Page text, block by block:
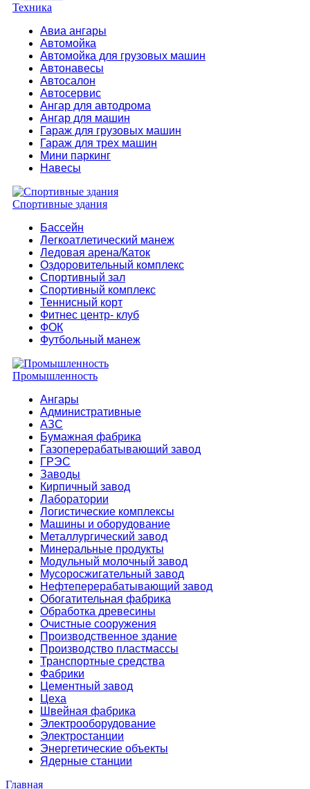
Техника
Авиа ангары
Автомойка
Автомойка для грузовых машин
Автонавесы
Автосалон
Автосервис
Ангар для автодрома
Ангар для машин
Гараж для грузовых машин
Гараж для трех машин
Мини паркинг
Навесы
Спортивные здания
Бассейн
Легкоатлетический манеж
Ледовая арена/Каток
Оздоровительный комплекс
Спортивный зал
Спортивный комплекс
Теннисный корт
Фитнес центр- клуб
ФОК
Футбольный манеж
Промышленность
Ангары
Административные
АЗС
Бумажная фабрика
Газоперерабатывающий завод
ГРЭС
Заводы
Кирпичный завод
Лаборатории
Логистические комплексы
Машины и оборудование
Металлургический завод
Минеральные продукты
Модульный молочный завод
Мусоросжигательный завод
Нефтеперерабатывающий завод
Обогатительная фабрика
Обработка древесины
Очистные сооружения
Производственное здание
Производство пластмассы
Транспортные средства
Фабрики
Цементный завод
Цеха
Швейная фабрика
Электрооборудование
Электростанции
Энергетические объекты
Ядерные станции
Главная